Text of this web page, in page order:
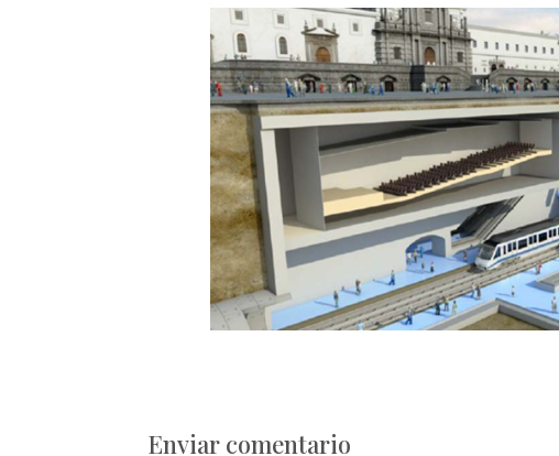
Enviar comentario